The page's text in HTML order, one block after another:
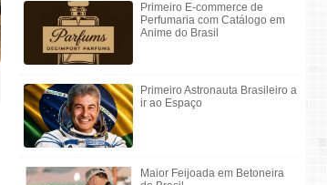
Primeiro E-commerce de
Perfumaria com Catálogo em
Anime do Brasil
Primeiro Astronauta Brasileiro a
ir ao Espaço
Maior Feijoada em Betoneira